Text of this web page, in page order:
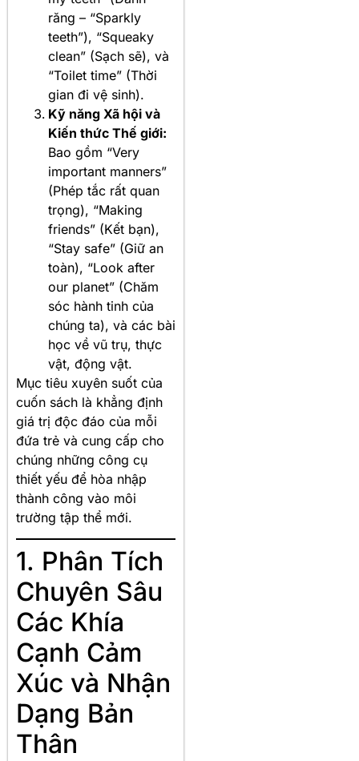
răng – “Sparkly
teeth”), “Squeaky
clean” (Sạch sẽ), và
“Toilet time” (Thời
gian đi vệ sinh).
Kỹ năng Xã hội và
Kiến thức Thế giới:
Bao gồm “Very
important manners”
(Phép tắc rất quan
trọng), “Making
friends” (Kết bạn),
“Stay safe” (Giữ an
toàn), “Look after
our planet” (Chăm
sóc hành tinh của
chúng ta), và các bài
học về vũ trụ, thực
vật, động vật.
Mục tiêu xuyên suốt của
cuốn sách là khẳng định
giá trị độc đáo của mỗi
đứa trẻ và cung cấp cho
chúng những công cụ
thiết yếu để hòa nhập
thành công vào môi
trường tập thể mới.
1. Phân Tích
Chuyên Sâu
Các Khía
Cạnh Cảm
Xúc và Nhận
Dạng Bản
Thân